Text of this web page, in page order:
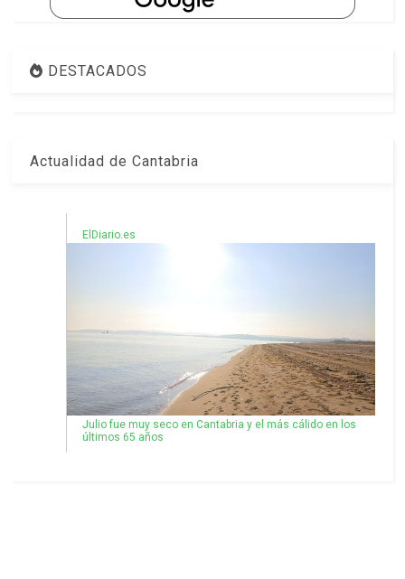
DESTACADOS
Actualidad de Cantabria
ElDiario.es
Julio fue muy seco en Cantabria y el más cálido en los
últimos 65 años